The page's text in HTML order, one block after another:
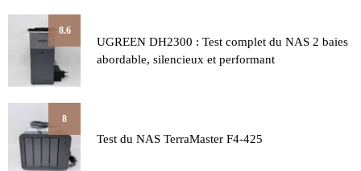
8.6
UGREEN DH2300 : Test complet du NAS 2 baies
abordable, silencieux et performant
8
Test du NAS TerraMaster F4-425